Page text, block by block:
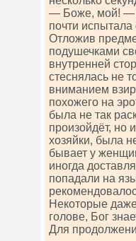
— Боже, мой! —
почти испытала
Отложив
подушечками
внутренней
стеснялась не
вниманием
похожего на
была не так
произойдёт, но
хозяйки, была
бывает у
иногда
попадали на
Некоторые
голове, Бог
Для